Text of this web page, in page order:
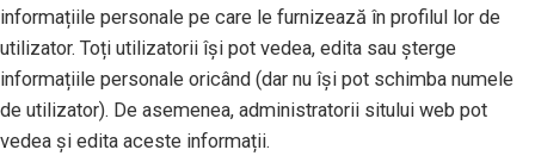
informațiile personale pe care le furnizează în profilul lor de
utilizator. Toți utilizatorii își pot vedea, edita sau șterge
informațiile personale oricând (dar nu își pot schimba numele
de utilizator). De asemenea, administratorii sitului web pot
vedea și edita aceste informații.